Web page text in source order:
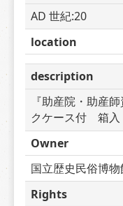
AD 世紀:20
location
description
『助産院・助産
クケース付　箱入
Owner
国立歴史民俗博物
Rights